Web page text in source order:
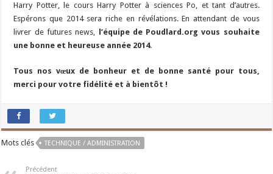
Harry Potter, le cours Harry Potter à sciences Po, et tant d’autres.
Espérons que 2014 sera riche en révélations. En attendant de vous
livrer de futures news,
l’équipe de Poudlard.org vous souhaite
une bonne et heureuse année 2014.
Tous nos vœux de bonheur et de bonne santé pour tous,
merci pour votre fidélité et à bientôt !
Mots clés TECHNIQUE / ADMINISTRATION
Précédent